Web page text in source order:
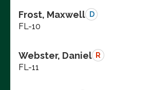
Frost, Maxwell D
FL-10
Webster, Daniel R
FL-11